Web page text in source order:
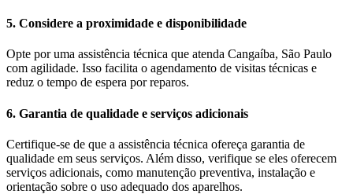
5. Considere a proximidade e disponibilidade
Opte por uma assistência técnica que atenda Cangaíba, São Paulo
com agilidade. Isso facilita o agendamento de visitas técnicas e
reduz o tempo de espera por reparos.
6. Garantia de qualidade e serviços adicionais
Certifique-se de que a assistência técnica ofereça garantia de
qualidade em seus serviços. Além disso, verifique se eles oferecem
serviços adicionais, como manutenção preventiva, instalação e
orientação sobre o uso adequado dos aparelhos.